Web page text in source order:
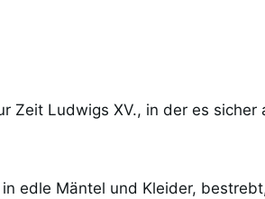
Zeit Ludwigs XV., in der es sicher
edle Mäntel und Kleider,